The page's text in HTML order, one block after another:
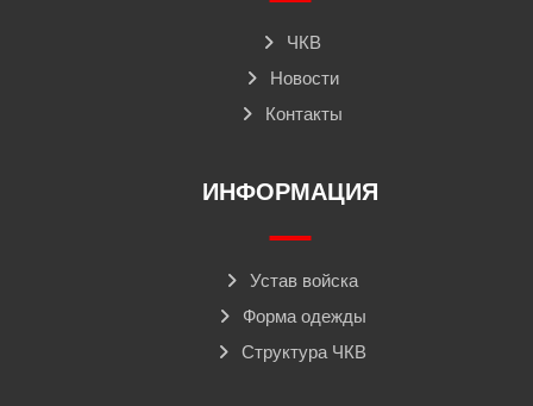
ЧКВ
Новости
Контакты
ИНФОРМАЦИЯ
Устав войска
Форма одежды
Структура ЧКВ